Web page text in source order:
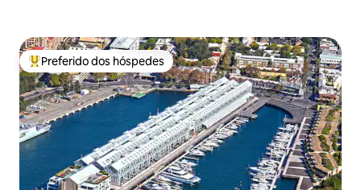
Entre os melhores preferidos dos hóspedes
Preferido dos hóspedes